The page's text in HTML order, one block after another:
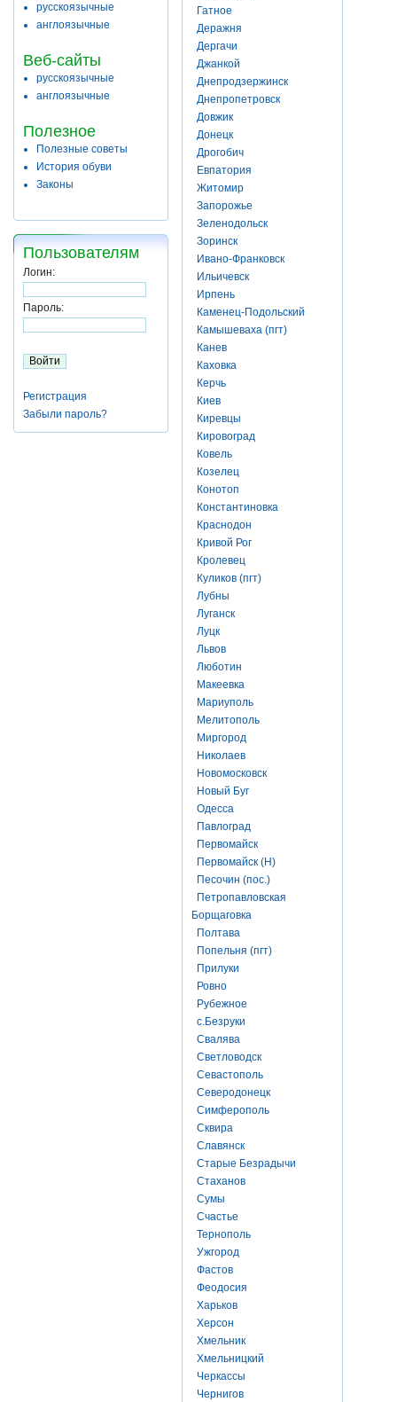
русскоязычные
англоязычные
Веб-сайты
русскоязычные
англоязычные
Полезное
Полезные советы
История обуви
Законы
Пользователям
Логин:
Пароль:
Регистрация
Забыли пароль?
Гатное
Деражня
Дергачи
Джанкой
Днепродзержинск
Днепропетровск
Довжик
Донецк
Дрогобич
Евпатория
Житомир
Запорожье
Зеленодольск
Зоринск
Ивано-Франковск
Ильичевск
Ирпень
Каменец-Подольский
Камышеваха (пгт)
Канев
Каховка
Керчь
Киев
Киревцы
Кировоград
Ковель
Козелец
Конотоп
Константиновка
Краснодон
Кривой Рог
Кролевец
Куликов (пгт)
Лубны
Луганск
Луцк
Львов
Люботин
Макеевка
Мариуполь
Мелитополь
Миргород
Николаев
Новомосковск
Новый Буг
Одесса
Павлоград
Первомайск
Первомайск (Н)
Песочин (пос.)
Петропавловская
Борщаговка
Полтава
Попельня (пгт)
Прилуки
Ровно
Рубежное
с.Безруки
Свалява
Светловодск
Севастополь
Северодонецк
Симферополь
Сквира
Славянск
Старые Безрадычи
Стаханов
Сумы
Счастье
Тернополь
Ужгород
Фастов
Феодосия
Харьков
Херсон
Хмельник
Хмельницкий
Черкассы
Чернигов